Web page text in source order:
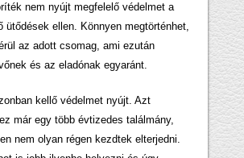
nem nyújt megfelelő védelmet a
ütődések ellen. Könnyen megtörténhet,
az adott csomag, ami ezután
és az eladónak egyaránt.
kellő védelmet nyújt. Azt
már egy több évtizedes találmány,
nem olyan régen kezdtek elterjedni.